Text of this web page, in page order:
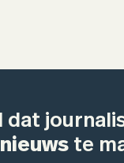
dat
nieuwste